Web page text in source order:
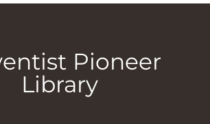
Pioneer
Library